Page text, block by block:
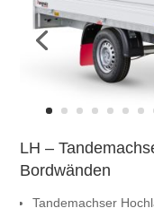
LH –
Bordwänden
Tandemachser